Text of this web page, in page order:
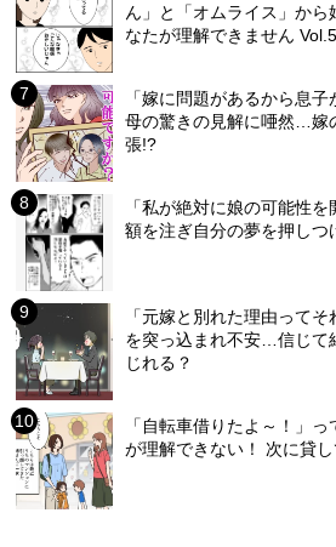
ん」と「オムライス」か
なたが理解できません Vol.5
「嫁に問題があるから息
母の驚きの見解に唖然…嫁
張!?
「私が絶対に娘の可能性
額を注ぎ自分の夢を押しつ
「元嫁と別れた理由って
を突っ込まれ不安…信じて
じれる？
「自転車借りたよ～！」
が理解できない！ 次に貸